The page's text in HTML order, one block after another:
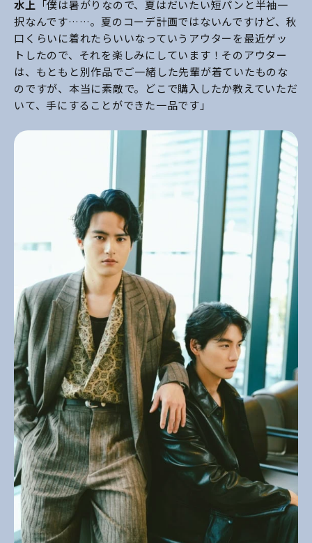
水上 「僕は暑がりなので、夏はだいたい短パンと半袖一
択なんです……。夏のコーデ計画ではないんですけど、秋
口くらいに着れたらいいなっていうアウターを最近ゲッ
トしたので、それを楽しみにしています！そのアウター
は、もともと別作品でご一緒した先輩が着ていたものな
のですが、本当に素敵で。どこで購入したか教えていただ
いて、手にすることができた一品です」